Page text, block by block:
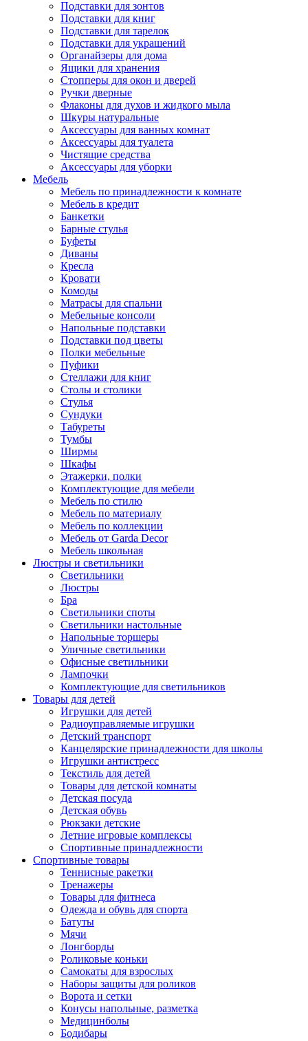
Подставки для зонтов
Подставки для книг
Подставки для тарелок
Подставки для украшений
Органайзеры для дома
Ящики для хранения
Стопперы для окон и дверей
Ручки дверные
Флаконы для духов и жидкого мыла
Шкуры натуральные
Аксессуары для ванных комнат
Аксессуары для туалета
Чистящие средства
Аксессуары для уборки
Мебель
Мебель по принадлежности к комнате
Мебель в кредит
Банкетки
Барные стулья
Буфеты
Диваны
Кресла
Кровати
Комоды
Матрасы для спальни
Мебельные консоли
Напольные подставки
Подставки под цветы
Полки мебельные
Пуфики
Стеллажи для книг
Столы и столики
Стулья
Сундуки
Табуреты
Тумбы
Ширмы
Шкафы
Этажерки, полки
Комплектующие для мебели
Мебель по стилю
Мебель по материалу
Мебель по коллекции
Мебель от Garda Decor
Мебель школьная
Люстры и светильники
Светильники
Люстры
Бра
Светильники споты
Светильники настольные
Напольные торшеры
Уличные светильники
Офисные светильники
Лампочки
Комплектующие для светильников
Товары для детей
Игрушки для детей
Радиоуправляемые игрушки
Детский транспорт
Канцелярские принадлежности для школы
Игрушки антистресс
Текстиль для детей
Товары для детской комнаты
Детская посуда
Детская обувь
Рюкзаки детские
Летние игровые комплексы
Спортивные принадлежности
Спортивные товары
Теннисные ракетки
Тренажеры
Товары для фитнеса
Одежда и обувь для спорта
Батуты
Мячи
Лонгборды
Роликовые коньки
Самокаты для взрослых
Наборы защиты для роликов
Ворота и сетки
Конусы напольные, разметка
Медицинболы
Бодибары